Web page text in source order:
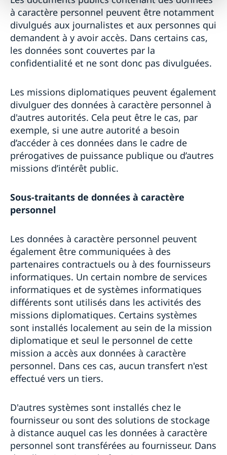
à caractère personnel peuvent être notamment
divulgués aux journalistes et aux personnes qui
demandent à y avoir accès. Dans certains cas,
les données sont couvertes par la
confidentialité et ne sont donc pas divulguées.
Les missions diplomatiques peuvent également
divulguer des données à caractère personnel à
d'autres autorités. Cela peut être le cas, par
exemple, si une autre autorité a besoin
d’accéder à ces données dans le cadre de
prérogatives de puissance publique ou d’autres
missions d’intérêt public.
Sous-traitants de données à caractère
personnel
Les données à caractère personnel peuvent
également être communiquées à des
partenaires contractuels ou à des fournisseurs
informatiques. Un certain nombre de services
informatiques et de systèmes informatiques
différents sont utilisés dans les activités des
missions diplomatiques. Certains systèmes
sont installés localement au sein de la mission
diplomatique et seul le personnel de cette
mission a accès aux données à caractère
personnel. Dans ces cas, aucun transfert n'est
effectué vers un tiers.
D'autres systèmes sont installés chez le
fournisseur ou sont des solutions de stockage
à distance auquel cas les données à caractère
personnel sont transférées au fournisseur. Dans